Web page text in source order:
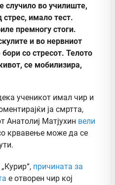
случило во училиште,
стрес, имало тест.
премногу стоги.
и во нервниот
со стресот. Телото
се мобилизира,
ученикот имал чир и
ја смртта,
Анатолиј Матјухин вели
крвавење може да се
причината за
е отворен чир кој